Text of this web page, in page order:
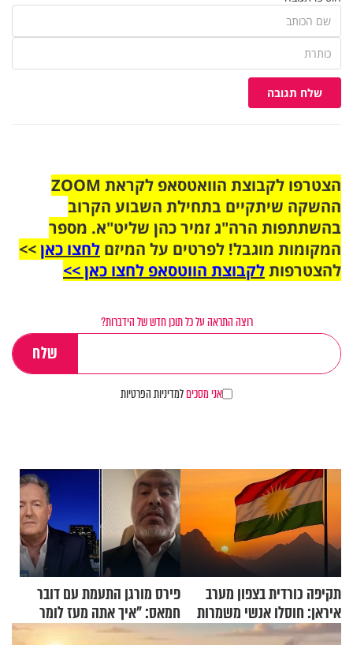
שלח תגובה
הצטרפו לקבוצת הוואטסאפ לקראת ZOOM
ההשקה שיתקיים בתחילת השבוע הקרוב
בהשתתפות הרה"ג זמיר כהן שליט"א. מספר
המקומות מוגבל! לפרטים על המיזם לחצו כאן>>
להצטרפותלקבוצת הווטסאפ לחצו כאן >>
רוצה התראה על כל תוכן חדש של הידברות?
אני מסכיםלמדיניות הפרטיות
תקיפה כורדית בצפון מערב
איראן: חוסלו אנשי משמרות
המהפכה
פירס מורגן התעמת עם דובר
חמאס: "איך אתה מעז לומר
שלא ביצעתם פשעי מלחמה?!"